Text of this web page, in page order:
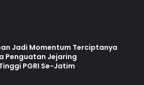
Jadi Momentum Terciptanya
Penguatan Jejaring
PGRI Se-Jatim